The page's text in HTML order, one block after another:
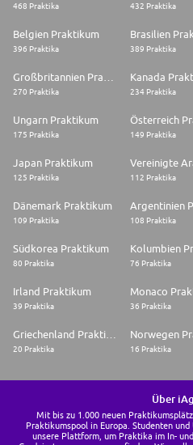
468 Praktika 432 Praktika
Belgien Praktikum
396 Praktika
Brasilien
389 Praktika
270 Praktika
Kanada
234 Praktika
Ungarn Praktikum
175 Praktika
Österreich
149 Praktika
Japan Praktikum
125 Praktika 112 Praktika
Dänemark Praktikum
109 Praktika 108 Praktika
Südkorea Praktikum
80 Praktika
Kolumbien
76 Praktika
Irland Praktikum
39 Praktika
Monaco
36 Praktika
20 Praktika
Norwegen
16 Praktika
Über
Mit bis zu 1.000 neuen
Praktikumspool in Europa. Studenten
unsere Plattform, um Praktika im In-